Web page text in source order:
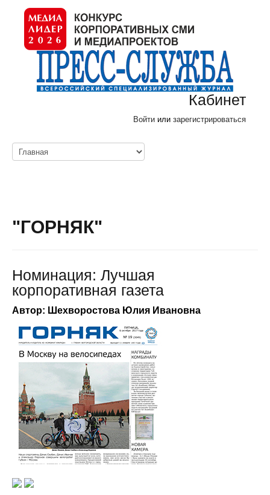
Кабинет
Войти или зарегистрироваться
"ГОРНЯК"
Номинация: Лучшая
корпоративная газета
Автор: Шехворостова Юлия Ивановна